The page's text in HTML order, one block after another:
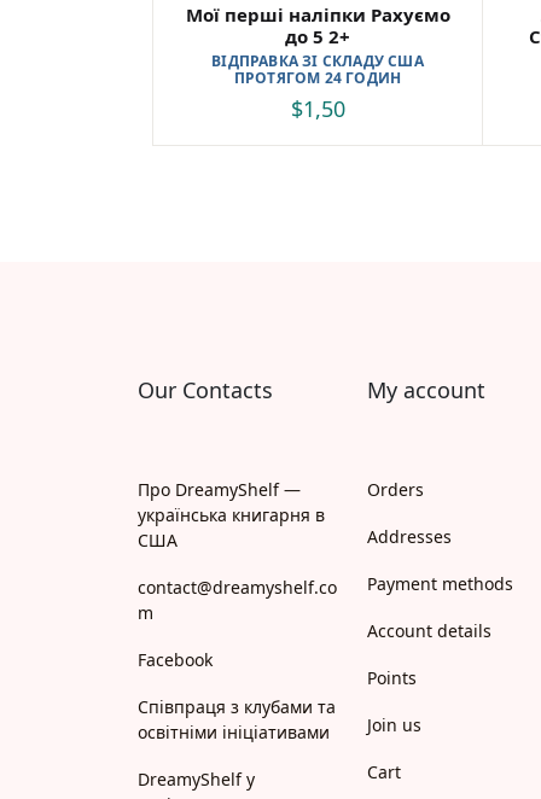
Мої перші наліпки Рахуємо
до 5 2+
ВІДПРАВКА ЗІ СКЛАДУ США
ПРОТЯГОМ 24 ГОДИН
$1,50
Our Contacts
Про DreamyShelf —
українська книгарня в
США
contact@dreamyshelf.co
m
Facebook
Співпраця з клубами та
освітніми ініціативами
DreamyShelf у
My account
Orders
Addresses
Payment methods
Account details
Points
Join us
Cart